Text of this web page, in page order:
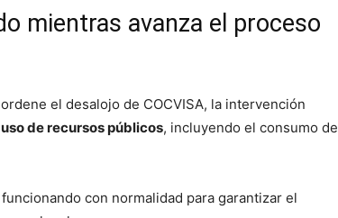
mientras avanza el proceso
el desalojo de COCVISA, la intervención
de recursos públicos, incluyendo el consumo de
con normalidad para garantizar el